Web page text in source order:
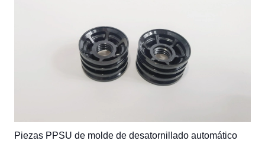
Piezas PPSU de molde de desatornillado automático